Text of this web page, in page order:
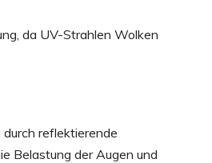
da UV-Strahlen Wolken
reflektierende
Belastung der Augen und